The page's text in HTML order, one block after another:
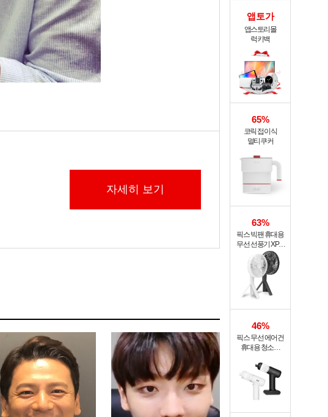
자세히 보기
앱토가
앱스토리몰
럭키백
65%
코릭 접이식
멀티쿠커
63%
픽스 빅팬 휴대용
무선 선풍기 XPF-
702
46%
픽스 무선 에어건
휴대용 청소기